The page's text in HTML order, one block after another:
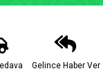
Gelince Haber Ver